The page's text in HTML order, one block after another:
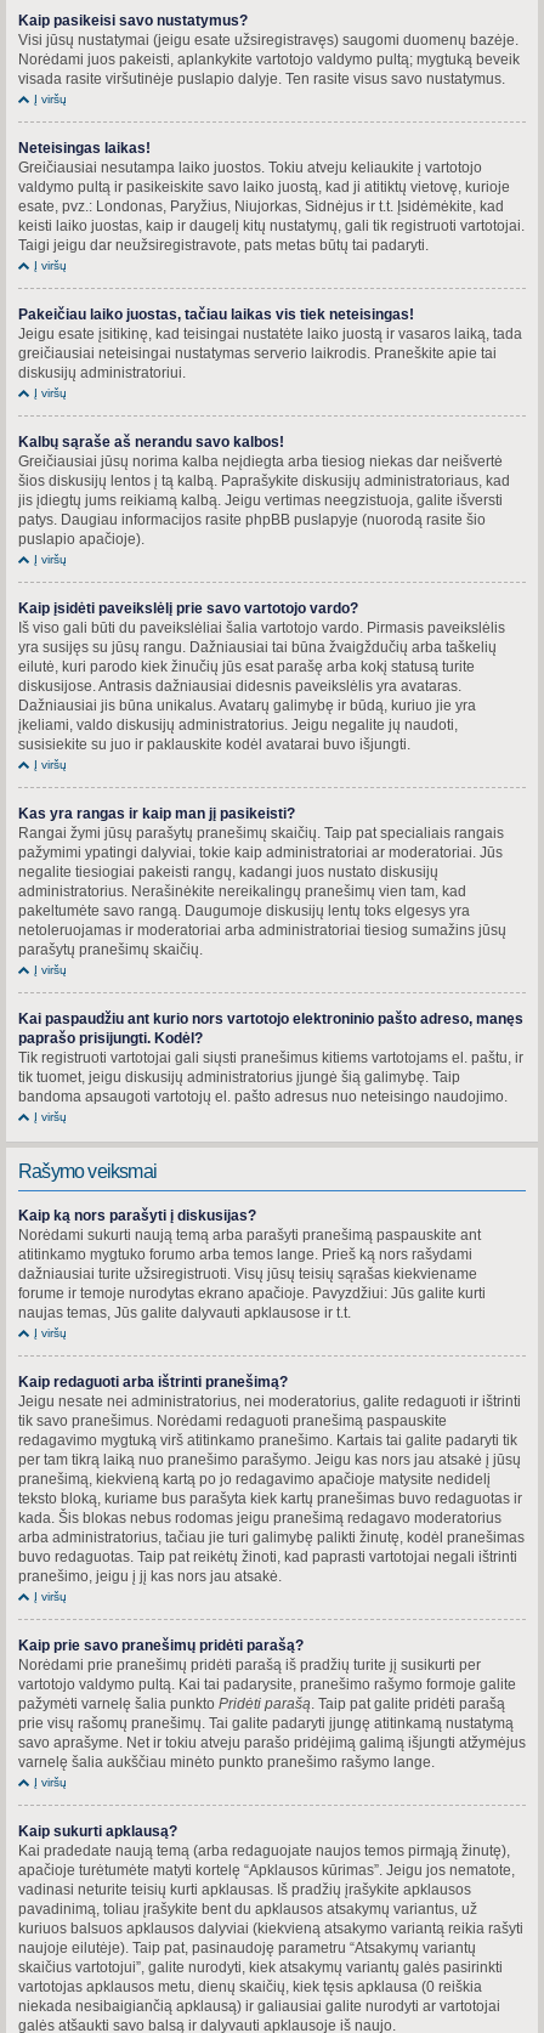
Kaip pasikeisi savo nustatymus?
Visi jūsų nustatymai (jeigu esate užsiregistravęs) saugomi duomenų bazėje.
Norėdami juos pakeisti, aplankykite vartotojo valdymo pultą; mygtuką beveik
visada rasite viršutinėje puslapio dalyje. Ten rasite visus savo nustatymus.
Į viršų
Neteisingas laikas!
Greičiausiai nesutampa laiko juostos. Tokiu atveju keliaukite į vartotojo
valdymo pultą ir pasikeiskite savo laiko juostą, kad ji atitiktų vietovę, kurioje
esate, pvz.: Londonas, Paryžius, Niujorkas, Sidnėjus ir t.t. Įsidėmėkite, kad
keisti laiko juostas, kaip ir daugelį kitų nustatymų, gali tik registruoti vartotojai.
Taigi jeigu dar neužsiregistravote, pats metas būtų tai padaryti.
Į viršų
Pakeičiau laiko juostas, tačiau laikas vis tiek neteisingas!
Jeigu esate įsitikinę, kad teisingai nustatėte laiko juostą ir vasaros laiką, tada
greičiausiai neteisingai nustatymas serverio laikrodis. Praneškite apie tai
diskusijų administratoriui.
Į viršų
Kalbų sąraše aš nerandu savo kalbos!
Greičiausiai jūsų norima kalba neįdiegta arba tiesiog niekas dar neišvertė
šios diskusijų lentos į tą kalbą. Paprašykite diskusijų administratoriaus, kad
jis įdiegtų jums reikiamą kalbą. Jeigu vertimas neegzistuoja, galite išversti
patys. Daugiau informacijos rasite phpBB puslapyje (nuorodą rasite šio
puslapio apačioje).
Į viršų
Kaip įsidėti paveikslėlį prie savo vartotojo vardo?
Iš viso gali būti du paveikslėliai šalia vartotojo vardo. Pirmasis paveikslėlis
yra susijęs su jūsų rangu. Dažniausiai tai būna žvaigždučių arba taškelių
eilutė, kuri parodo kiek žinučių jūs esat parašę arba kokį statusą turite
diskusijose. Antrasis dažniausiai didesnis paveikslėlis yra avataras.
Dažniausiai jis būna unikalus. Avatarų galimybę ir būdą, kuriuo jie yra
įkeliami, valdo diskusijų administratorius. Jeigu negalite jų naudoti,
susisiekite su juo ir paklauskite kodėl avatarai buvo išjungti.
Į viršų
Kas yra rangas ir kaip man jį pasikeisti?
Rangai žymi jūsų parašytų pranešimų skaičių. Taip pat specialiais rangais
pažymimi ypatingi dalyviai, tokie kaip administratoriai ar moderatoriai. Jūs
negalite tiesiogiai pakeisti rangų, kadangi juos nustato diskusijų
administratorius. Nerašinėkite nereikalingų pranešimų vien tam, kad
pakeltumėte savo rangą. Daugumoje diskusijų lentų toks elgesys yra
netoleruojamas ir moderatoriai arba administratoriai tiesiog sumažins jūsų
parašytų pranešimų skaičių.
Į viršų
Kai paspaudžiu ant kurio nors vartotojo elektroninio pašto adreso, manęs
paprašo prisijungti. Kodėl?
Tik registruoti vartotojai gali siųsti pranešimus kitiems vartotojams el. paštu, ir
tik tuomet, jeigu diskusijų administratorius įjungė šią galimybę. Taip
bandoma apsaugoti vartotojų el. pašto adresus nuo neteisingo naudojimo.
Į viršų
Rašymo veiksmai
Kaip ką nors parašyti į diskusijas?
Norėdami sukurti naują temą arba parašyti pranešimą paspauskite ant
atitinkamo mygtuko forumo arba temos lange. Prieš ką nors rašydami
dažniausiai turite užsiregistruoti. Visų jūsų teisių sąrašas kiekviename
forume ir temoje nurodytas ekrano apačioje. Pavyzdžiui: Jūs galite kurti
naujas temas, Jūs galite dalyvauti apklausose ir t.t.
Į viršų
Kaip redaguoti arba ištrinti pranešimą?
Jeigu nesate nei administratorius, nei moderatorius, galite redaguoti ir ištrinti
tik savo pranešimus. Norėdami redaguoti pranešimą paspauskite
redagavimo mygtuką virš atitinkamo pranešimo. Kartais tai galite padaryti tik
per tam tikrą laiką nuo pranešimo parašymo. Jeigu kas nors jau atsakė į jūsų
pranešimą, kiekvieną kartą po jo redagavimo apačioje matysite nedidelį
teksto bloką, kuriame bus parašyta kiek kartų pranešimas buvo redaguotas ir
kada. Šis blokas nebus rodomas jeigu pranešimą redagavo moderatorius
arba administratorius, tačiau jie turi galimybę palikti žinutę, kodėl pranešimas
buvo redaguotas. Taip pat reikėtų žinoti, kad paprasti vartotojai negali ištrinti
pranešimo, jeigu į jį kas nors jau atsakė.
Į viršų
Kaip prie savo pranešimų pridėti parašą?
Norėdami prie pranešimų pridėti parašą iš pradžių turite jį susikurti per
vartotojo valdymo pultą. Kai tai padarysite, pranešimo rašymo formoje galite
pažymėti varnelę šalia punkto Pridėti parašą . Taip pat galite pridėti parašą
prie visų rašomų pranešimų. Tai galite padaryti įjungę atitinkamą nustatymą
savo aprašyme. Net ir tokiu atveju parašo pridėjimą galimą išjungti atžymėjus
varnelę šalia aukščiau minėto punkto pranešimo rašymo lange.
Į viršų
Kaip sukurti apklausą?
Kai pradedate naują temą (arba redaguojate naujos temos pirmąją žinutę),
apačioje turėtumėte matyti kortelę “Apklausos kūrimas”. Jeigu jos nematote,
vadinasi neturite teisių kurti apklausas. Iš pradžių įrašykite apklausos
pavadinimą, toliau įrašykite bent du apklausos atsakymų variantus, už
kuriuos balsuos apklausos dalyviai (kiekvieną atsakymo variantą reikia rašyti
naujoje eilutėje). Taip pat, pasinaudoję parametru “Atsakymų variantų
skaičius vartotojui”, galite nurodyti, kiek atsakymų variantų galės pasirinkti
vartotojas apklausos metu, dienų skaičių, kiek tęsis apklausa (0 reiškia
niekada nesibaigiančią apklausą) ir galiausiai galite nurodyti ar vartotojai
galės atšaukti savo balsą ir dalyvauti apklausoje iš naujo.